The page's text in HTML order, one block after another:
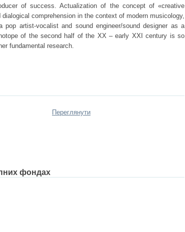
of success. Actualization of the concept of «creative
comprehension in the context of modern musicology,
artist-vocalist and sound engineer/sound designer as a
of the second half of the XX – early XXI century is so
fundamental research.
Переглянути
фондах